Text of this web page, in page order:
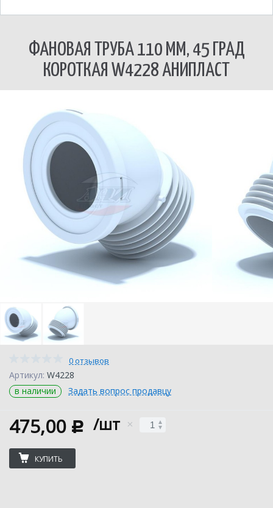
ФАНОВАЯ ТРУБА 110 ММ, 45 ГРАД
КОРОТКАЯ W4228 АНИПЛАСТ
0 отзывов
Артикул: W4228
в наличии
Задать вопрос продавцу
475,00 c /шт
КУПИТЬ